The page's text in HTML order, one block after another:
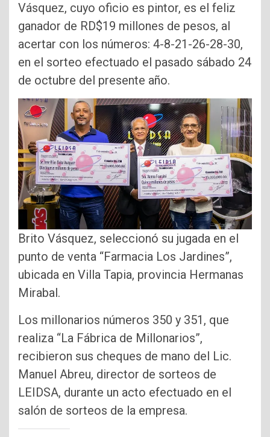
Vásquez, cuyo oficio es pintor, es el feliz
ganador de RD$19 millones de pesos, al
acertar con los números: 4-8-21-26-28-30,
en el sorteo efectuado el pasado sábado 24
de octubre del presente año.
Brito Vásquez, seleccionó su jugada en el
punto de venta “Farmacia Los Jardines”,
ubicada en Villa Tapia, provincia Hermanas
Mirabal.
Los millonarios números 350 y 351, que
realiza “La Fábrica de Millonarios”,
recibieron sus cheques de mano del Lic.
Manuel Abreu, director de sorteos de
LEIDSA, durante un acto efectuado en el
salón de sorteos de la empresa.